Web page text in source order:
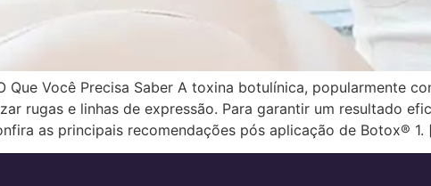
Que Você Precisa Saber A toxina botulínica, popularmente
rugas e linhas de expressão. Para garantir um resultado
as principais recomendações pós aplicação de Botox® 1.